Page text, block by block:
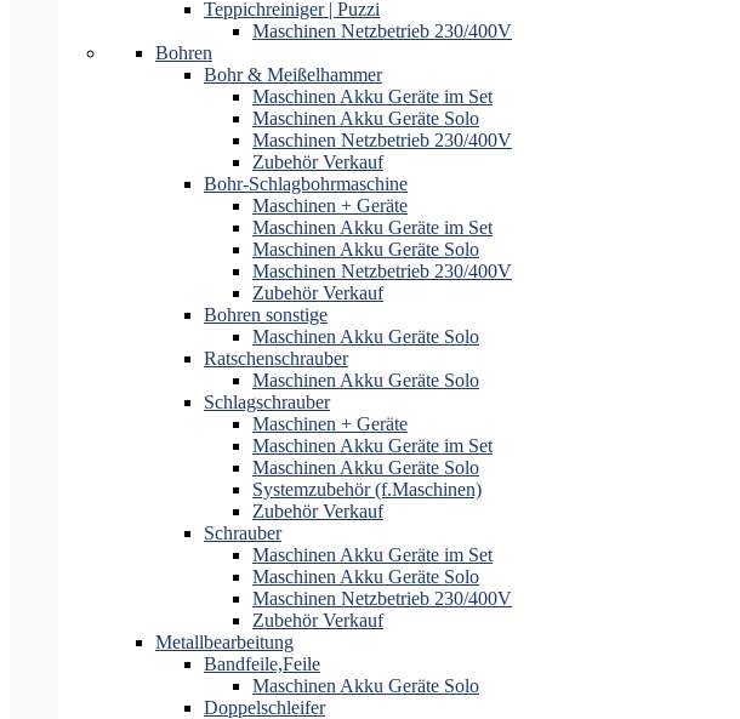
Teppichreiniger | Puzzi
Maschinen Netzbetrieb 230/400V
Bohren
Bohr & Meißelhammer
Maschinen Akku Geräte im Set
Maschinen Akku Geräte Solo
Maschinen Netzbetrieb 230/400V
Zubehör Verkauf
Bohr-Schlagbohrmaschine
Maschinen + Geräte
Maschinen Akku Geräte im Set
Maschinen Akku Geräte Solo
Maschinen Netzbetrieb 230/400V
Zubehör Verkauf
Bohren sonstige
Maschinen Akku Geräte Solo
Ratschenschrauber
Maschinen Akku Geräte Solo
Schlagschrauber
Maschinen + Geräte
Maschinen Akku Geräte im Set
Maschinen Akku Geräte Solo
Systemzubehör (f.Maschinen)
Zubehör Verkauf
Schrauber
Maschinen Akku Geräte im Set
Maschinen Akku Geräte Solo
Maschinen Netzbetrieb 230/400V
Zubehör Verkauf
Metallbearbeitung
Bandfeile,Feile
Maschinen Akku Geräte Solo
Doppelschleifer